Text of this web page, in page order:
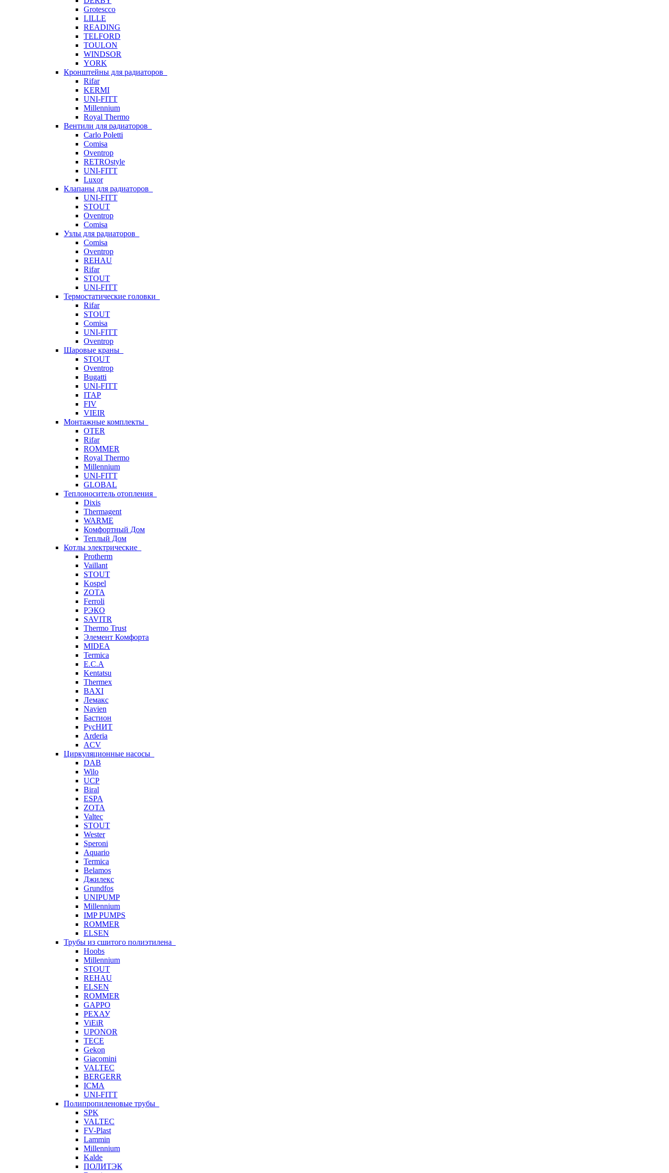
Grotescco
LILLE
READING
TELFORD
TOULON
WINDSOR
YORK
Кронштейны для радиаторов
Rifar
KERMI
UNI-FITT
Millennium
Royal Thermo
Вентили для радиаторов
Carlo Poletti
Comisa
Oventrop
RETROstyle
UNI-FITT
Luxor
Клапаны для радиаторов
UNI-FITT
STOUT
Oventrop
Comisa
Узлы для радиаторов
Comisa
Oventrop
REHAU
Rifar
STOUT
UNI-FITT
Термостатические головки
Rifar
STOUT
Comisa
UNI-FITT
Oventrop
Шаровые краны
STOUT
Oventrop
Bugatti
UNI-FITT
ITAP
FIV
VIEIR
Монтажные комплекты
OTER
Rifar
ROMMER
Royal Thermo
Millennium
UNI-FITT
GLOBAL
Теплоноситель отопления
Dixis
Thermagent
WARME
Комфортный Дом
Теплый Дом
Котлы электрические
Protherm
Vaillant
STOUT
Kospel
ZOTA
Ferroli
РЭКО
SAVITR
Thermo Trust
Элемент Комфорта
MIDEA
Termica
E.C.A
Kentatsu
Thermex
BAXI
Лемакс
Navien
Бастион
РусНИТ
Arderia
ACV
Циркуляционные насосы
DAB
Wilo
UCP
Biral
ESPA
ZOTA
Valtec
STOUT
Wester
Speroni
Aquario
Termica
Belamos
Джилекс
Grundfos
UNIPUMP
Millennium
IMP PUMPS
ROMMER
ELSEN
Трубы из сшитого полиэтилена
Hoobs
Millennium
STOUT
REHAU
ELSEN
ROMMER
GAPPO
РЕХАУ
ViEiR
UPONOR
TECE
Gekon
Giacomini
VALTEC
BERGERR
ICMA
UNI-FITT
Полипропиленовые трубы
SPK
VALTEC
FV-Plast
Lammin
Millennium
Kalde
ПОЛИТЭК